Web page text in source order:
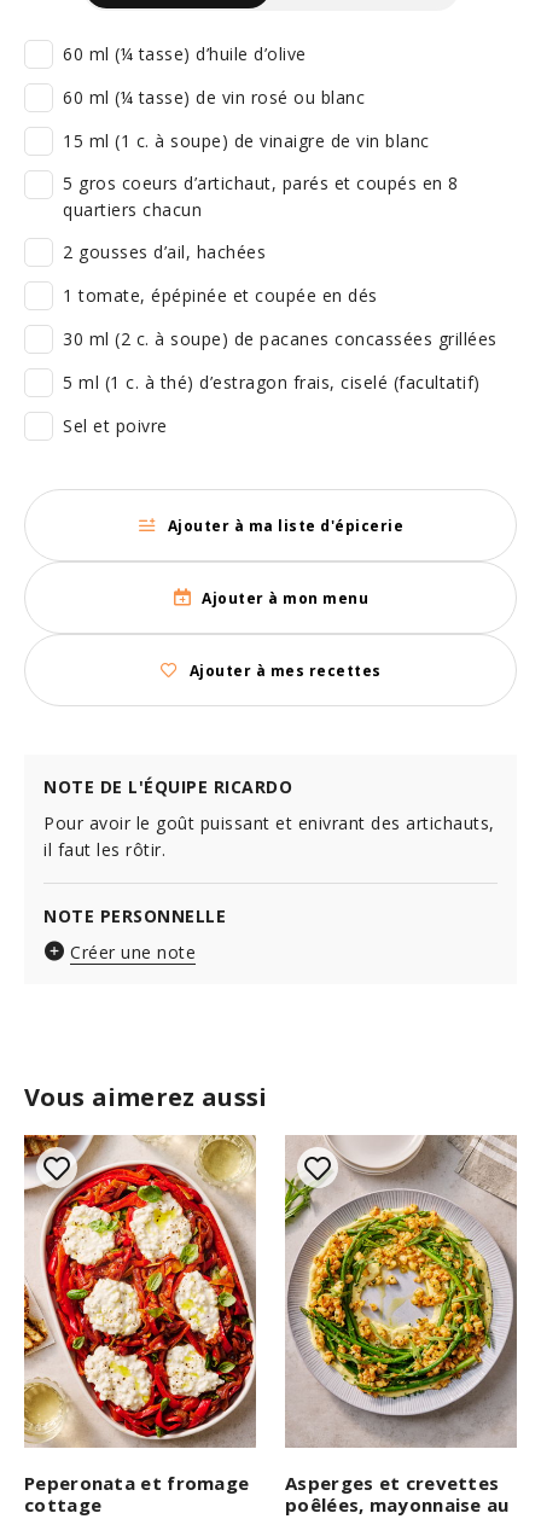
Vous aimerez aussi
Peperonata et fromage
cottage
Asperges et crevettes
poêlées, mayonnaise au
60 ml (¼ tasse) d’huile d’olive
60 ml (¼ tasse) de vin rosé ou blanc
15 ml (1 c. à soupe) de vinaigre de vin blanc
5 gros coeurs d’artichaut, parés et coupés en 8
quartiers chacun
2 gousses d’ail, hachées
1 tomate, épépinée et coupée en dés
30 ml (2 c. à soupe) de pacanes concassées grillées
5 ml (1 c. à thé) d’estragon frais, ciselé (facultatif)
Sel et poivre
Ajouter à ma liste d'épicerie
Ajouter à mon menu
Ajouter à mes recettes
NOTE DE L'ÉQUIPE RICARDO
Pour avoir le goût puissant et enivrant des artichauts,
il faut les rôtir.
NOTE PERSONNELLE
Créer une note